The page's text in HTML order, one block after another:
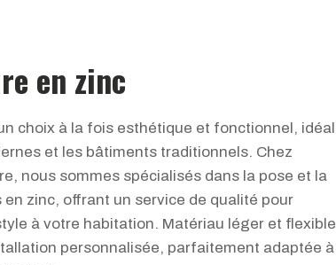
en zinc
choix à la fois esthétique et fonctionnel, idéal
et les bâtiments traditionnels. Chez
nous sommes spécialisés dans la pose et la
zinc, offrant un service de qualité pour
à votre habitation. Matériau léger et
personnalisée, parfaitement adaptée à